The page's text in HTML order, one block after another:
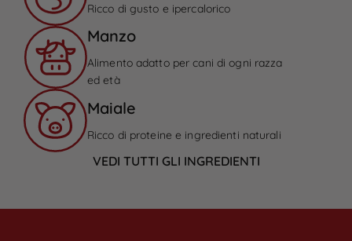
Ricco di gusto e ipercalorico
Manzo
Alimento adatto per cani di ogni razza
ed età
Maiale
Ricco di proteine e ingredienti naturali
VEDI TUTTI GLI INGREDIENTI